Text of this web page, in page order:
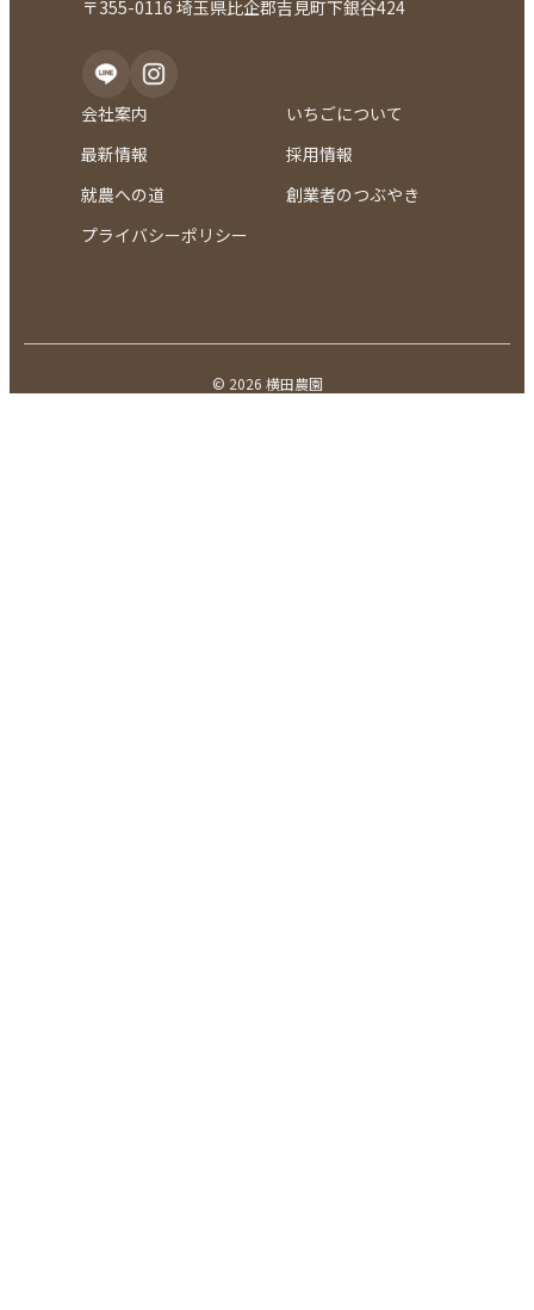
〒355-0116 埼玉県比企郡吉見町下銀谷424
会社案内
いちごについて
最新情報
採用情報
就農への道
創業者のつぶやき
プライバシーポリシー
© 2026 横田農園